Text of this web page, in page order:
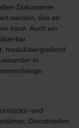
Dokumente
werden, das an
kann. Auch ein
modulübergreifend
in
und
Dienststellen